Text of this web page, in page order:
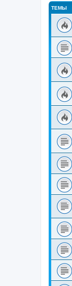
ТЕМЫ